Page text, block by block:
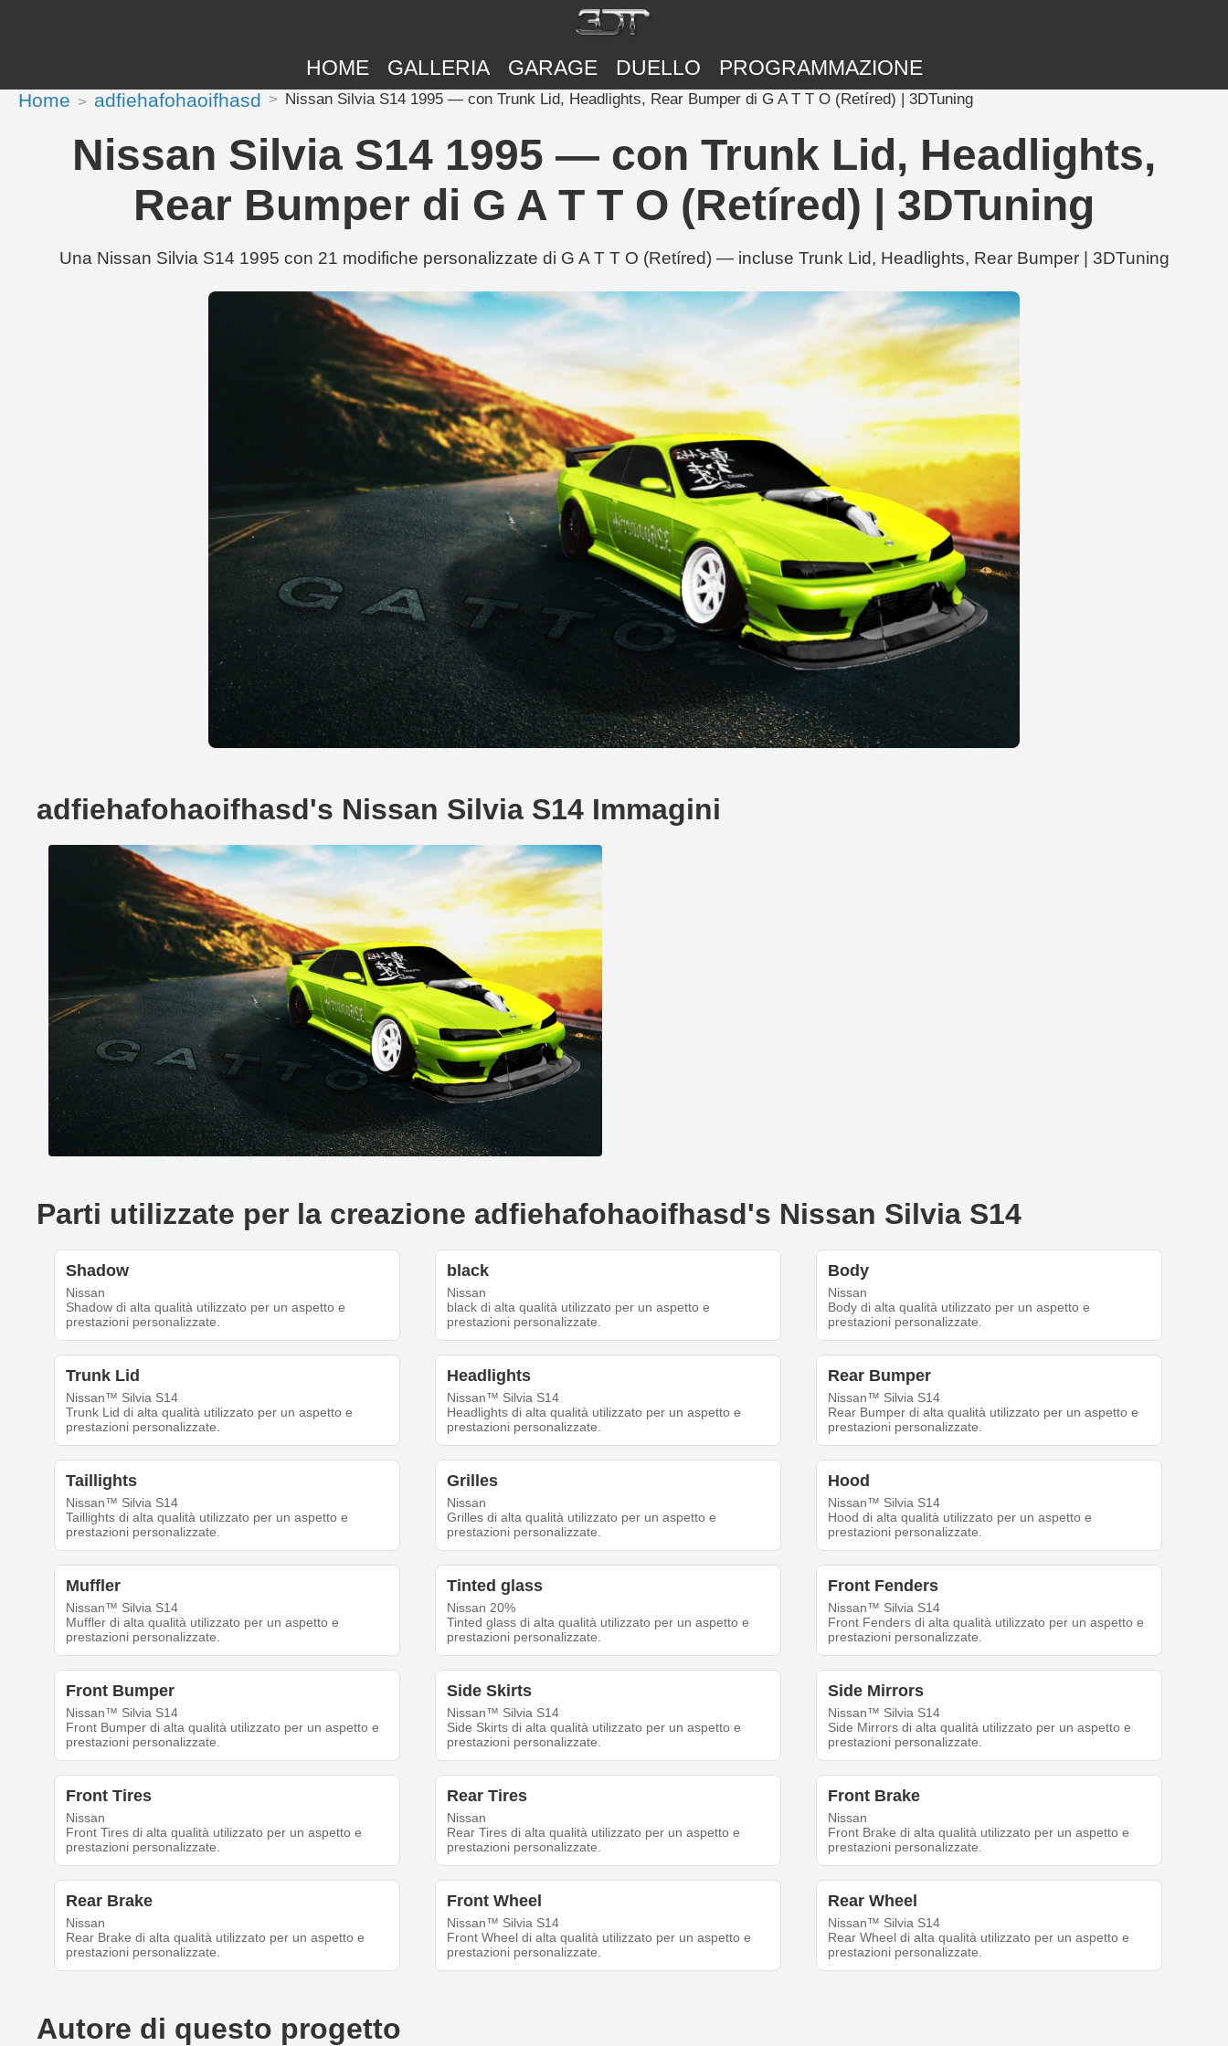
HOME GALLERIA GARAGE DUELLO PROGRAMMAZIONE
Home adfiehafohaoifhasd Nissan Silvia S14 1995 — con Trunk Lid, Headlights, Rear Bumper di G A T T O (Retíred) | 3DTuning
Nissan Silvia S14 1995 — con Trunk Lid, Headlights,
Rear Bumper di G A T T O (Retíred) | 3DTuning
Una Nissan Silvia S14 1995 con 21 modifiche personalizzate di G A T T O (Retíred) — incluse Trunk Lid, Headlights, Rear Bumper | 3DTuning
adfiehafohaoifhasd's Nissan Silvia S14 Immagini
Parti utilizzate per la creazione adfiehafohaoifhasd's Nissan Silvia S14
Shadow
Nissan
Shadow di alta qualità utilizzato per un aspetto e
prestazioni personalizzate.
black
Nissan
black di alta qualità utilizzato per un aspetto e
prestazioni personalizzate.
Body
Nissan
Body di alta qualità utilizzato per un aspetto e
prestazioni personalizzate.
Trunk Lid
Nissan™ Silvia S14
Trunk Lid di alta qualità utilizzato per un aspetto e
prestazioni personalizzate.
Headlights
Nissan™ Silvia S14
Headlights di alta qualità utilizzato per un aspetto e
prestazioni personalizzate.
Rear Bumper
Nissan™ Silvia S14
Rear Bumper di alta qualità utilizzato per un aspetto e
prestazioni personalizzate.
Taillights
Nissan™ Silvia S14
Taillights di alta qualità utilizzato per un aspetto e
prestazioni personalizzate.
Grilles
Nissan
Grilles di alta qualità utilizzato per un aspetto e
prestazioni personalizzate.
Hood
Nissan™ Silvia S14
Hood di alta qualità utilizzato per un aspetto e
prestazioni personalizzate.
Muffler
Nissan™ Silvia S14
Muffler di alta qualità utilizzato per un aspetto e
prestazioni personalizzate.
Tinted glass
Nissan 20%
Tinted glass di alta qualità utilizzato per un aspetto e
prestazioni personalizzate.
Front Fenders
Nissan™ Silvia S14
Front Fenders di alta qualità utilizzato per un aspetto e
prestazioni personalizzate.
Front Bumper
Nissan™ Silvia S14
Front Bumper di alta qualità utilizzato per un aspetto e
prestazioni personalizzate.
Side Skirts
Nissan™ Silvia S14
Side Skirts di alta qualità utilizzato per un aspetto e
prestazioni personalizzate.
Side Mirrors
Nissan™ Silvia S14
Side Mirrors di alta qualità utilizzato per un aspetto e
prestazioni personalizzate.
Front Tires
Nissan
Front Tires di alta qualità utilizzato per un aspetto e
prestazioni personalizzate.
Rear Tires
Nissan
Rear Tires di alta qualità utilizzato per un aspetto e
prestazioni personalizzate.
Front Brake
Nissan
Front Brake di alta qualità utilizzato per un aspetto e
prestazioni personalizzate.
Rear Brake
Nissan
Rear Brake di alta qualità utilizzato per un aspetto e
prestazioni personalizzate.
Front Wheel
Nissan™ Silvia S14
Front Wheel di alta qualità utilizzato per un aspetto e
prestazioni personalizzate.
Rear Wheel
Nissan™ Silvia S14
Rear Wheel di alta qualità utilizzato per un aspetto e
prestazioni personalizzate.
Autore di questo progetto